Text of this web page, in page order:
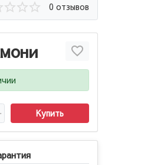
0 отзывов
Купить